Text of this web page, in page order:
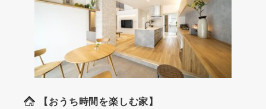
【おうち時間を楽しむ家】